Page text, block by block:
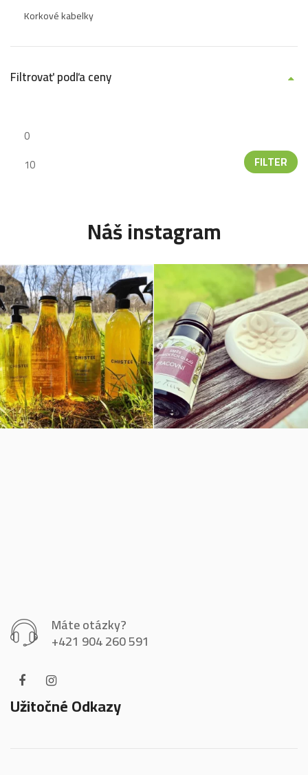
Korkové kabelky
Filtrovať podľa ceny
FILTER
Náš instagram
Máte otázky?
+421 904 260 591
Užitočné Odkazy